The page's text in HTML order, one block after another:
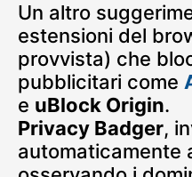
Un altro
estensioni del
provvista) che
pubblicitari come
e uBlock Origin.
Privacy Badger,
automaticamente